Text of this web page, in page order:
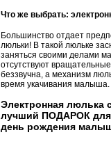
Что же выбрать:
Большинство отдает
люльки! В такой люльке
заняться своими делами
отсутствуют
беззвучна, а механизм
время укачивания малыша.
Электронная люлька
лучший ПОДАРОК для
день рождения